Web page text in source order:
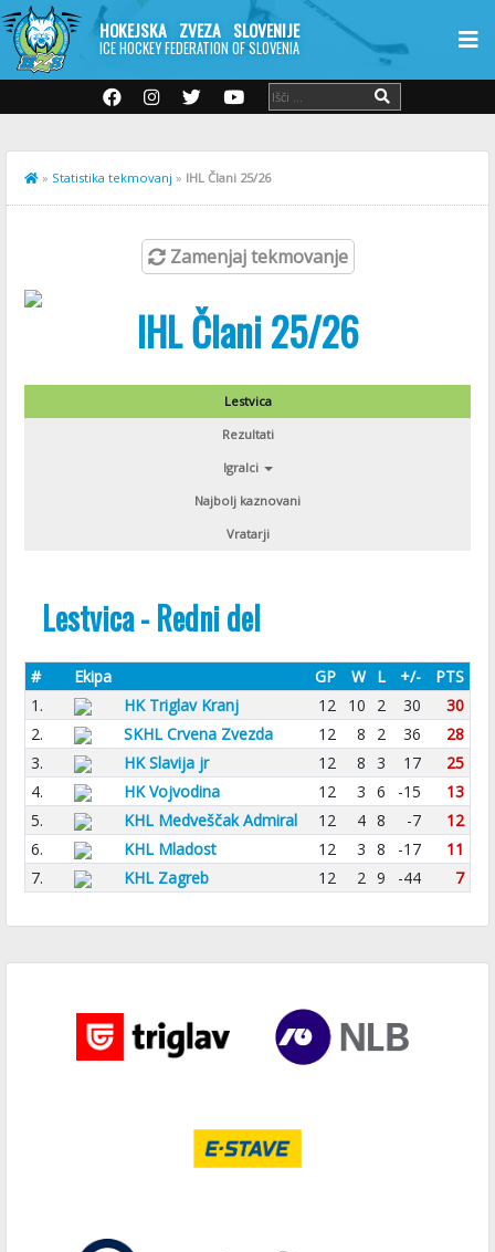
HOKEJSKA ZVEZA SLOVENIJE
ICE HOCKEY FEDERATION OF SLOVENIA
» Statistika tekmovanj » IHL Člani 25/26
Zamenjaj tekmovanje
IHL Člani 25/26
Lestvica
Rezultati
Igralci
Najbolj kaznovani
Vratarji
Lestvica - Redni del
# Ekipa GP W L +/-
PTS
1.
HK Triglav Kranj 12 10 2 30
30
2.
SKHL Crvena Zvezda 12 8 2 36
28
3.
HK Slavija jr 12 8 3 17
25
4.
HK Vojvodina 12 3 6 -15
13
5.
KHL Medveščak Admiral 12 4 8 -7
12
6.
KHL Mladost 12 3 8 -17
11
7.
KHL Zagreb 12 2 9 -44 7